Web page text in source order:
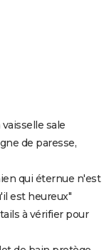
sale
de paresse,
qui éternue n'est
est heureux"
à vérifier pour